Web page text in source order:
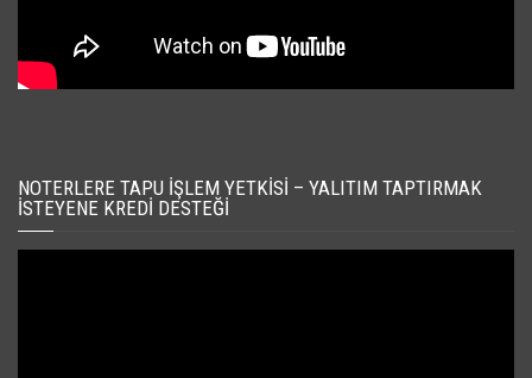
NOTERLERE TAPU İŞLEM YETKISI – YALITIM TAPTIRMAK
İSTEYENE KREDI DESTEĞI